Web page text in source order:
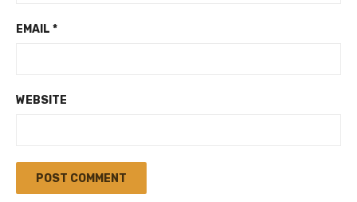
EMAIL *
WEBSITE